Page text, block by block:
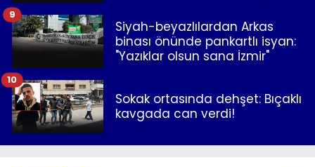
Siyah-beyazlılardan Arkas
binası önünde pankartlı isyan:
"Yazıklar olsun sana İzmir"
9
Sokak ortasında dehşet: Bıçaklı
kavgada can verdi!
10